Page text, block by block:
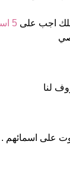
اجب على 5 اسئلة عن أسمك
لنا